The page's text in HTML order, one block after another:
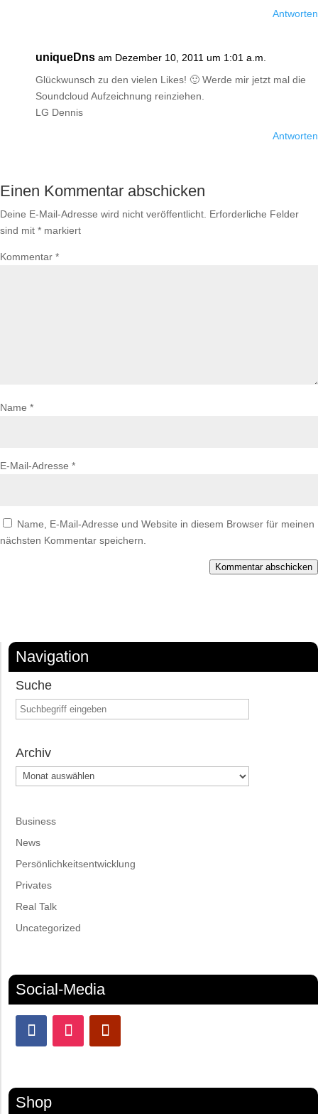
Antworten
uniqueDns am Dezember 10, 2011 um 1:01 a.m.
Glückwunsch zu den vielen Likes! 🙂 Werde mir jetzt mal die
Soundcloud Aufzeichnung reinziehen.
LG Dennis
Antworten
Einen Kommentar abschicken
Deine E-Mail-Adresse wird nicht veröffentlicht. Erforderliche Felder
sind mit * markiert
Kommentar *
Name *
E-Mail-Adresse *
Name, E-Mail-Adresse und Website in diesem Browser für meinen
nächsten Kommentar speichern.
Kommentar abschicken
Navigation
Suche
Archiv
Archiv
Business
News
Persönlichkeitsentwicklung
Privates
Real Talk
Uncategorized
Social-Media
Shop